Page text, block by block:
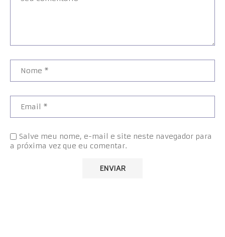
Salve meu nome, e-mail e site neste navegador para
a próxima vez que eu comentar.